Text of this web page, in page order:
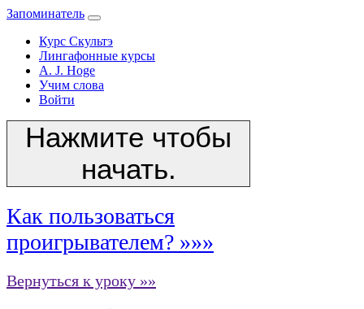
Запоминатель
Курс Скультэ
Лингафонные курсы
A. J. Hoge
Учим слова
Войти
Нажмите чтобы
начать.
Как пользоваться
проигрывателем? »»»
Вернуться к уроку »»